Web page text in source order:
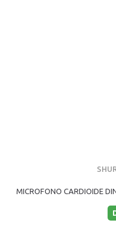
MICROFONO CARDIOIDE